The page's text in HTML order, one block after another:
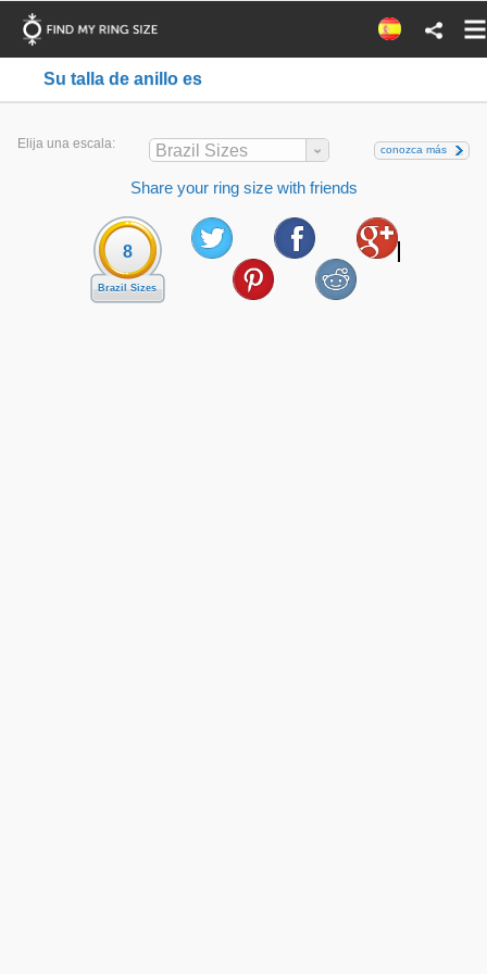
Su talla de anillo es
Elija una escala: Brazil Sizes conozca más
Share your ring size with friends
8
Brazil Sizes